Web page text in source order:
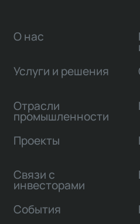
О нас
Услуги и решения
Отрасли
промышленности
Проекты
Связи с
инвесторами
События